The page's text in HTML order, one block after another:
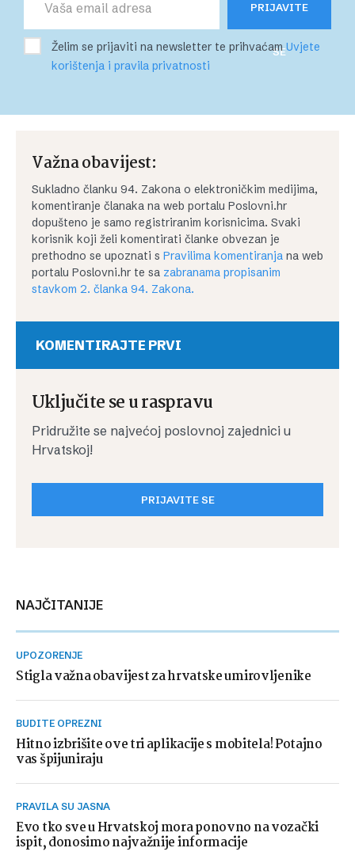
PRIJAVITE
SE
Želim se prijaviti na newsletter te prihvaćamUvjete
korištenja i pravila privatnosti
Važna obavijest:
Sukladno članku 94. Zakona o elektroničkim medijima,
komentiranje članaka na web portalu Poslovni.hr
dopušteno je samo registriranim korisnicima. Svaki
korisnik koji želi komentirati članke obvezan je
prethodno se upoznati s Pravilima komentiranja na web
portalu Poslovni.hr te sa zabranama propisanim
stavkom 2. članka 94. Zakona.
KOMENTIRAJTE PRVI
Uključite se u raspravu
Pridružite se najvećoj poslovnoj zajednici u
Hrvatskoj!
PRIJAVITE SE
NAJČITANIJE
UPOZORENJE
Stigla važna obavijest za hrvatske umirovljenike
BUDITE OPREZNI
Hitno izbrišite ove tri aplikacije s mobitela! Potajno
vas špijuniraju
PRAVILA SU JASNA
Evo tko sve u Hrvatskoj mora ponovno na vozački
ispit, donosimo najvažnije informacije